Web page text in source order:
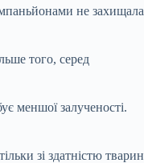
не захищала
того, серед
меншої залученості.
зі здатністю тварин